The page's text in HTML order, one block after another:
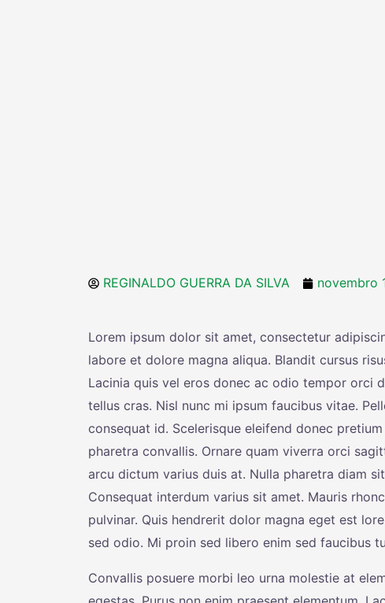
REGINALDO GUERRA DA SILVA novembro
Lorem ipsum dolor sit amet, consectetur
labore et dolore magna aliqua. Blandit cursus
Lacinia quis vel eros donec ac odio tempor orci
tellus cras. Nisl nunc mi ipsum faucibus vitae.
consequat id. Scelerisque eleifend donec
pharetra convallis. Ornare quam viverra orci
arcu dictum varius duis at. Nulla pharetra diam
Consequat interdum varius sit amet. Mauris
pulvinar. Quis hendrerit dolor magna eget est
sed odio. Mi proin sed libero enim sed faucibus
Convallis posuere morbi leo urna molestie at